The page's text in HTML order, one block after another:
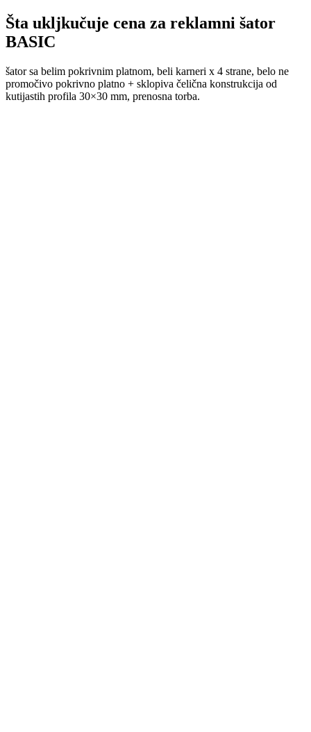
Šta ukljkučuje cena za reklamni šator
BASIC
šator sa belim pokrivnim platnom, beli karneri x 4 strane, belo ne
promočivo pokrivno platno + sklopiva čelična konstrukcija od
kutijastih profila 30×30 mm, prenosna torba.